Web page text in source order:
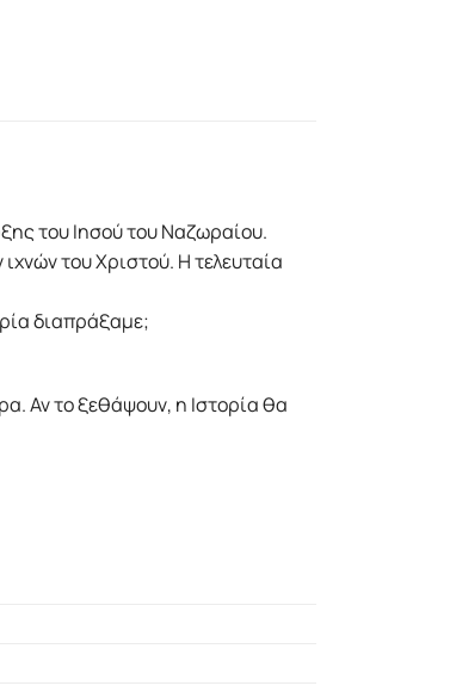
του Ιησού του Ναζωραίου.
του Χριστού. Η τελευταία
διαπράξαμε;
Αν το ξεθάψουν, η Ιστορία θα